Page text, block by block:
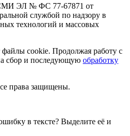
ЭЛ № ФС 77-67871 от
службой по надзору в
технологий и массовых
файлы cookie. Продолжая работу с
сбор и последующую обработку
права защищены.
в тексте? Выделите её и